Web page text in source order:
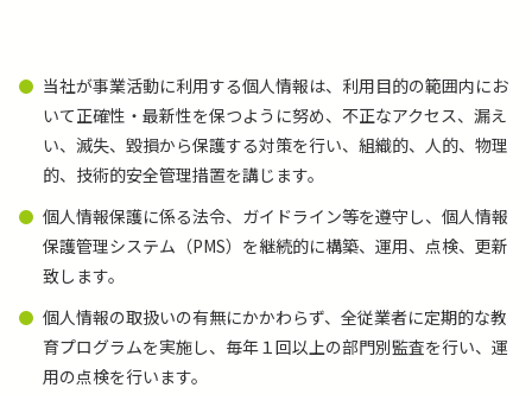
当社が事業活動に利用する個人情報は、利用目的の範囲内にお
いて正確性・最新性を保つように努め、不正なアクセス、漏え
い、滅失、毀損から保護する対策を行い、組織的、人的、物理
的、技術的安全管理措置を講じます。
個人情報保護に係る法令、ガイドライン等を遵守し、個人情報
保護管理システム（PMS）を継続的に構築、運用、点検、更新
致します。
個人情報の取扱いの有無にかかわらず、全従業者に定期的な教
育プログラムを実施し、毎年１回以上の部門別監査を行い、運
用の点検を行います。